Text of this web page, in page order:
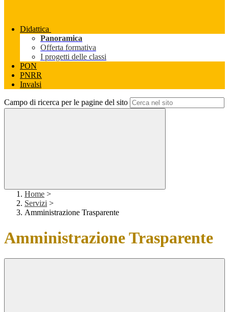
Didattica
Panoramica
Offerta formativa
I progetti delle classi
PON
PNRR
Invalsi
Campo di ricerca per le pagine del sito
Home >
Servizi >
Amministrazione Trasparente
Amministrazione Trasparente